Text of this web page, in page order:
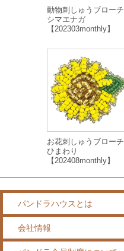
動物刺しゅうブローチ
シマエナガ
【202303monthly】
お花刺しゅうブローチ
ひまわり
【202408monthly】
パンドラハウスとは
会社情報